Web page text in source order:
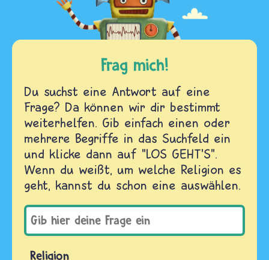
Frag mich!
Du suchst eine Antwort auf eine
Frage? Da können wir dir bestimmt
weiterhelfen. Gib einfach einen oder
mehrere Begriffe in das Suchfeld ein
und klicke dann auf "LOS GEHT'S".
Wenn du weißt, um welche Religion es
geht, kannst du schon eine auswählen.
Religion